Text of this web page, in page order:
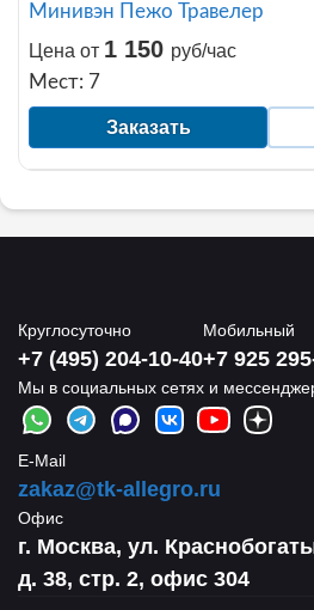
Минивэн Пежо Травелер
Цена от 1 150 руб/час
Мест: 7
Заказать
Круглосуточно
+7 (495) 204-10-40
Мобильный
+7 925
Мы в социальных сетях и
E-Mail
zakaz@tk-allegro.ru
Офис
г. Москва, ул.
д. 38, стр. 2, офис 304